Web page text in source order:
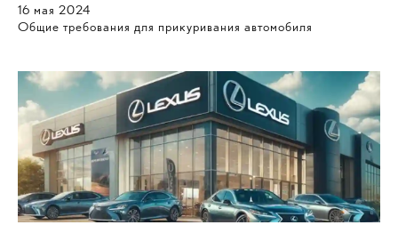
16 мая 2024
Общие требования для прикуривания автомобиля